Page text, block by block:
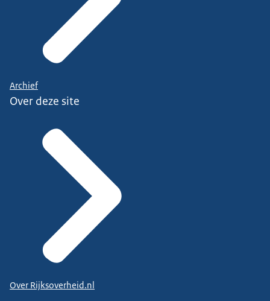
Archief
Over deze site
Over Rijksoverheid.nl